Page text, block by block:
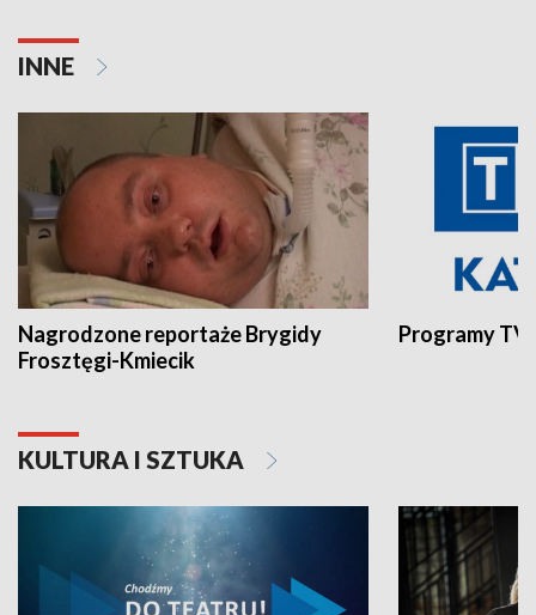
INNE
Nagrodzone reportaże Brygidy
Frosztęgi-Kmiecik
Programy
KULTURA I SZTUKA